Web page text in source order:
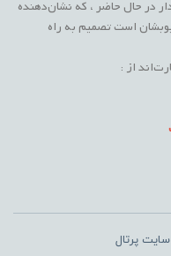
در حال حاضر ، که نشان‌دهنده
است تصمیم به راه
از :
سایت پرتال